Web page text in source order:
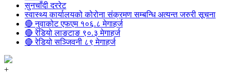
सुनचाँदी दररेट
स्वास्थ्य कार्यालयको कोरोना संक्रमण सम्बन्धि अत्यन्त जरुरी सूचना
🔴 नुवाकोट एफएम १०६.८ मेगाहर्ज
🔴 रेडियो लाङटाङ ९०.३ मेगाहर्ज
🔴 रेडियो सञ्जिवनी ८९ मेगाहर्ज
+